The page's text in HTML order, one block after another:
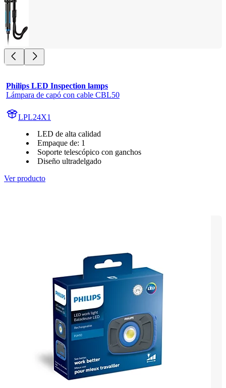
Philips LED Inspection lamps
Lámpara de capó con cable CBL50
LPL24X1
LED de alta calidad
Empaque de: 1
Soporte telescópico con ganchos
Diseño ultradelgado
Ver producto